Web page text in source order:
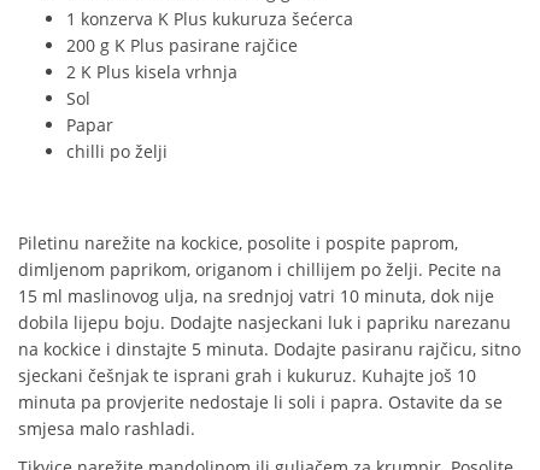
1 konzerva K Plus kukuruza šećerca
200 g K Plus pasirane rajčice
2 K Plus kisela vrhnja
Sol
Papar
chilli po želji
Piletinu narežite na kockice, posolite i pospite paprom,
dimljenom paprikom, origanom i chillijem po želji. Pecite na
15 ml maslinovog ulja, na srednjoj vatri 10 minuta, dok nije
dobila lijepu boju. Dodajte nasjeckani luk i papriku narezanu
na kockice i dinstajte 5 minuta. Dodajte pasiranu rajčicu, sitno
sjeckani češnjak te isprani grah i kukuruz. Kuhajte još 10
minuta pa provjerite nedostaje li soli i papra. Ostavite da se
smjesa malo rashladi.